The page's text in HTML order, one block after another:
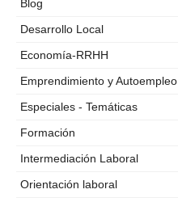
Blog
Desarrollo Local
Economía-RRHH
Emprendimiento y Autoempleo
Especiales - Temáticas
Formación
Intermediación Laboral
Orientación laboral